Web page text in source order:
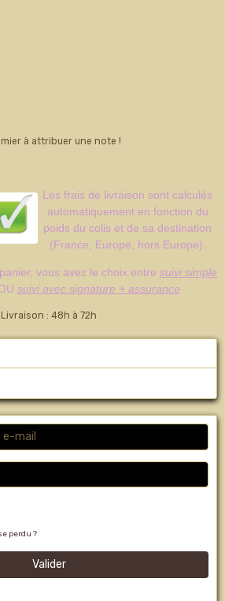
à attribuer une note !
Les frais de livraison sont calculés
automatiquement en fonction du
poids du colis et de sa destination
(France, Europe, hors Europe).
vous avez le choix entre suivi simple
suivi avec signature + assurance
Livraison : 48h à 72h
perdu ?
Valider